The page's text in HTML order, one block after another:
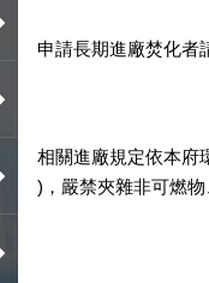
申請長期進廠焚化者
相關進廠規定依本府
)，嚴禁夾雜非可燃